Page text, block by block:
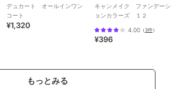
デュカート オールインワン
コート
¥1,320
キャンメイク ファンデーシ
ョンカラーズ １２
4.00（3件）
¥396
もっとみる